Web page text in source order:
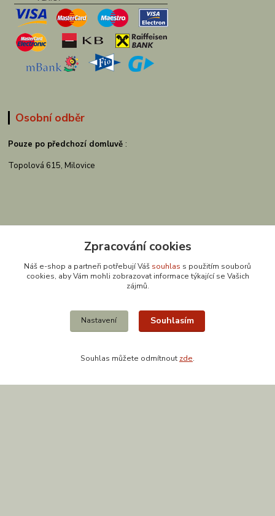
Osobní odběr
Pouze po předchozí domluvě :
Topolová 615, Milovice
608 867 477
Zpracování cookies
Náš e-shop a partneři potřebují Váš souhlas s použitím souborů
cookies, aby Vám mohli zobrazovat informace týkající se Vašich
zájmů.
Nastavení Souhlasím
Souhlas můžete odmítnout zde.